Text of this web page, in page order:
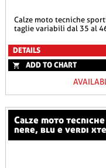
calze moto tecniche sportive invernali nere e arancioni xtech
taglie variabili dal 35 al
DETAILS
ADD TO CHART
calze moto tecniche sportive invernali compression
nere, blu e verdi